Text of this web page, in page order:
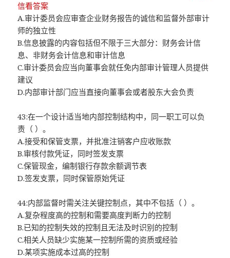
信看答案
A.审计委员会应审查企业财务报告的诚信和监督外部审计
师的独立性
B.信息披露的内容包括但不限于三大部分：财务会计信
息、非财务会计信息和审计信息
C.审计委员会应当向董事会就任免内部审计管理人员提供
建议
D.内部审计部门应当直接向董事会或者股东大会负责
43:在一个设计适当地内部控制结构中，同一职工可以负
责（ ）。
A.接受和保管支票，并批准注销客户应收账款
B.审核付款凭证，同时签发支票
C.保管现金，编制银行存款余额调节表
D.签发支票，同时保管原始凭证
44:内部监督时需关注关键控制点，其中不包括（ ）。
A.复杂程度高的控制和需要高度判断力的控制
B.已知的控制失效的控制且无法及时识别的控制
C.相关人员缺少实施某一控制所需的资质或经验
D.某项实施成本过高的控制